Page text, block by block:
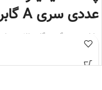
عددی سری A گابرینی
دارای سه رنگ رز گلد طلایی و کرم
ماندگاری بالا
به آسانی روی پوست میخوابد